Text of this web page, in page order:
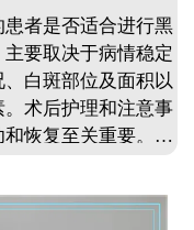
者是否适合进行黑
要取决于病情稳定
白斑部位及面积以
术后护理和注意事
恢复至关重要。同
...